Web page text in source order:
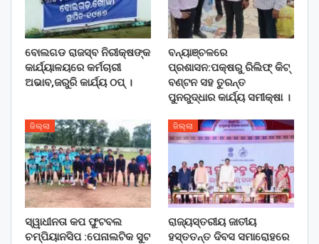
ବୋଲଗଡ ରାଜସ୍ବ ନିରୀକ୍ଷଙ୍କ
କାର୍ଯ୍ୟାଳୟରେ କର୍ମଚାରୀ
ଅଭାବ,ଜରୁରି କାର୍ଯ୍ୟ ଠପ୍ ।
ବନ୍ୟାଞ୍ଚଳରେ
ପ୍ରଶାସନ:ପକ୍ଷରୁ ରିଲିଫ୍ କିଟ୍
ବଣ୍ଟନ ସହ ତୁରନ୍ତ
ପୁନରୁଦ୍ଧାର କାର୍ଯ୍ୟ ସମୀକ୍ଷା ।
ଜିଲ୍ଲା
ସ୍ୱାଧୀନତା କପ ଫୁଟବଲ
ଚମ୍ପିୟାନସିପ :ପେନାଲଟିକ ସୁଟ
ଜିଲ୍ଲା
ରାଜ୍ୟସ୍ତରୀୟ ଜାତୀୟ
ହସ୍ତତନ୍ତ ଦିବସ ସମାରୋହରେ